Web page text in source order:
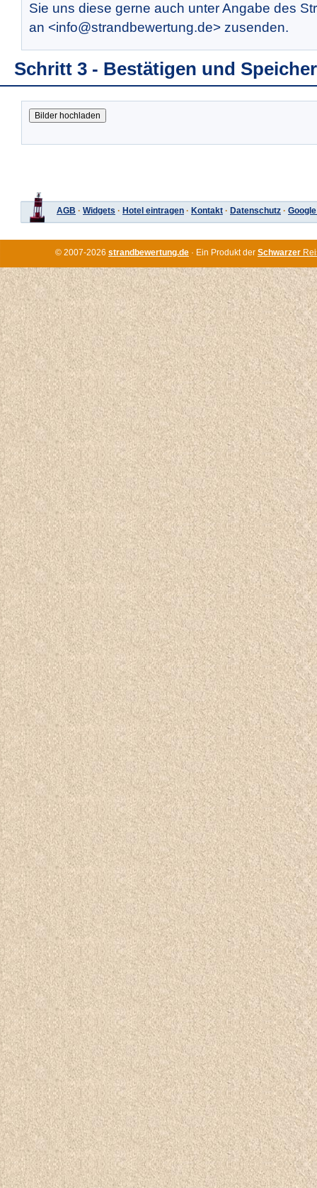
Sie uns diese gerne auch unter Angabe des
an <info@strandbewertung.de> zusenden.
Schritt 3 - Bestätigen und
AGB · Widgets · Hotel eintragen · Kontakt · Datenschutz ·
© 2007-2026 strandbewertung.de · Ein Produkt der Schwarzer